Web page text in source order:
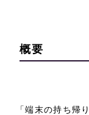
概要
「端末の持ち帰